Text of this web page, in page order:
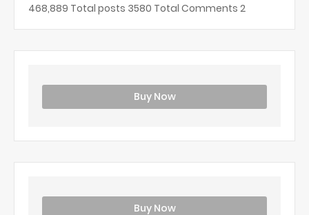
468,889 Total posts 3580 Total Comments 2
Buy Now
Buy Now